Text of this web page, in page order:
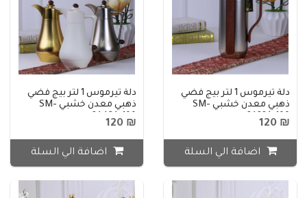
دلة تيرموس 1 لتر بيج فضي
ذهبي معدن خشبي SM-
2A22A-100
₪ 120
اضافة الي السلة
دلة تيرموس 1 لتر بيج فضي
ذهبي معدن خشبي SM-
2A43A-100
₪ 120
اضافة الي السلة